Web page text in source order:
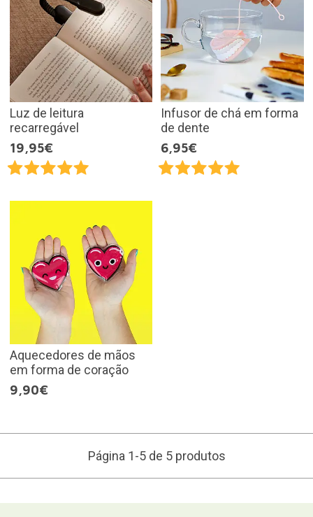
Luz de leitura
recarregável
19,95€
Infusor de chá em forma
de dente
6,95€
Aquecedores de mãos
em forma de coração
9,90€
Página 1-5 de 5 produtos